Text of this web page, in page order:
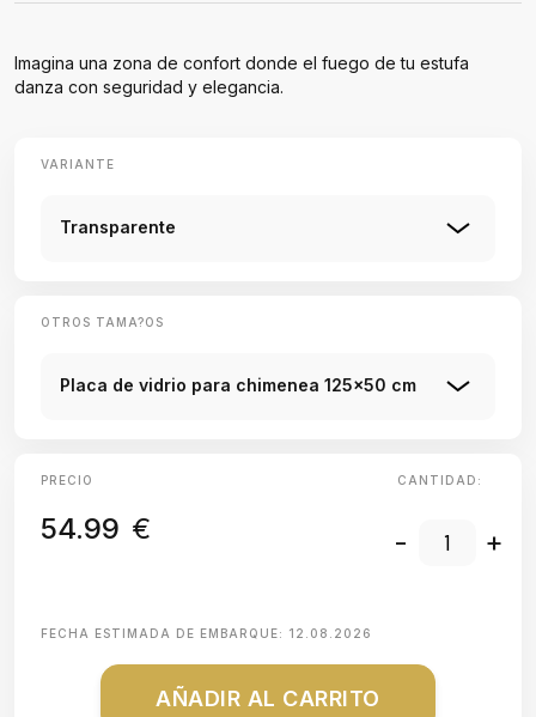
Imagina una zona de confort donde el fuego de tu estufa
danza con seguridad y elegancia.
VARIANTE
Transparente
OTROS TAMA?OS
Placa de vidrio para chimenea 125x50 cm
PRECIO
54.99 €
CANTIDAD:
- +
FECHA ESTIMADA DE EMBARQUE: 12.08.2026
AÑADIR AL CARRITO